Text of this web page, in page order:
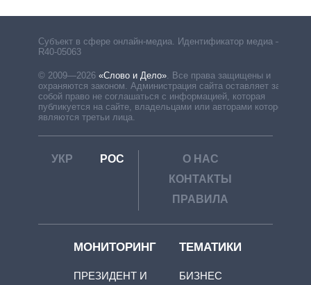
Субъект в сфере онлайн-медиа. Идентификатор медиа –
R40-05063
© 2009—2026 «Слово и Дело». Все права защищены и
охраняются законом. Администрация сайта оставляет за
собой право не соглашаться с информацией, которая
публикуется на сайте, владельцами или авторами которой
являются третьи лица.
УКР РОС
О НАС
КОНТАКТЫ
ПРАВИЛА
МОНИТОРИНГ
ПРЕЗИДЕНТ И
ТЕМАТИКИ
БИЗНЕС